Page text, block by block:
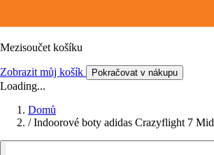
Mezisoučet košíku
Zobrazit můj košík Pokračovat v nákupu
Loading...
Domů
/ Indoorové boty adidas Crazyflight 7 Mid